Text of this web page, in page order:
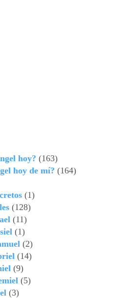
hoy? (163)
hoy de mí? (164)
(1)
(128)
(11)
(1)
(2)
(14)
(9)
(5)
(3)